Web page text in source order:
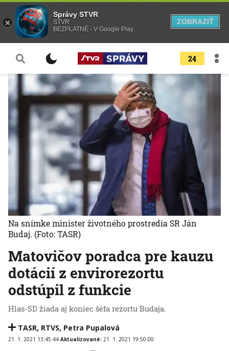
24
Matovičov poradca pre kauzu
dotácií z envirorezortu
odstúpil z funkcie
Hlas-SD žiada aj koniec šéfa rezortu Budaja.
TASR, RTVS, Petra Pupalová
21. 1. 2021 13:45:44 Aktualizované: 21. 1. 2021 19:50:00
Na snímke minister životného prostredia SR Ján
Budaj. (Foto: TASR)
Správy STVR
STVR
BEZPLATNÉ - V Google Play
ZOBRAZIŤ